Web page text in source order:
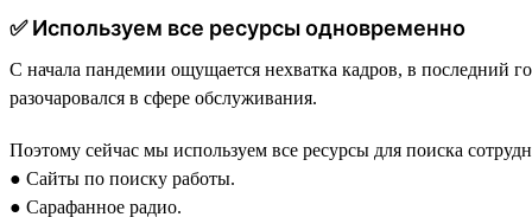
✅ Используем все ресурсы одновременно
С начала пандемии ощущается нехватка кадров, в последний
разочаровался в сфере обслуживания.
Поэтому сейчас мы используем все ресурсы для поиска
● Сайты по поиску работы.
● Сарафанное радио.